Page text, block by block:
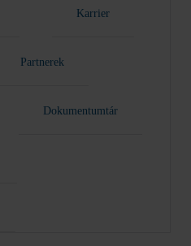
Karrier
Partnerek
Dokumentumtár